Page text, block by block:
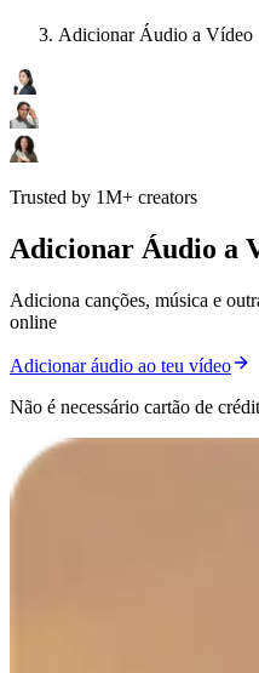
Adicionar Áudio a Vídeo
Trusted by 1M+ creators
Adicionar Áudio a
Adiciona canções, música e
online
Adicionar áudio ao teu vídeo
Não é necessário cartão de